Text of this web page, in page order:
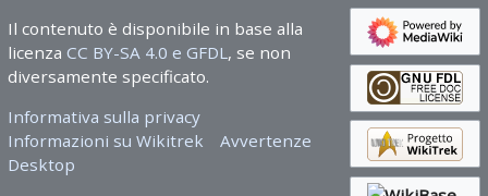
Il contenuto è disponibile in base alla
licenza CC BY-SA 4.0 e GFDL , se non
diversamente specificato.
Informativa sulla privacy
Informazioni su Wikitrek
Avvertenze
Desktop